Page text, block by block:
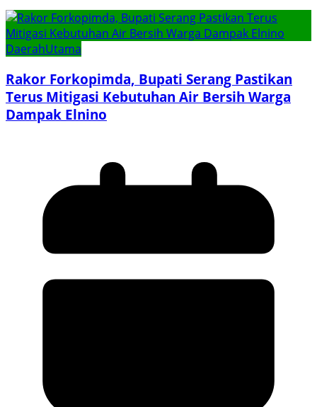
DaerahUtama
Rakor Forkopimda, Bupati Serang Pastikan
Terus Mitigasi Kebutuhan Air Bersih Warga
Dampak Elnino